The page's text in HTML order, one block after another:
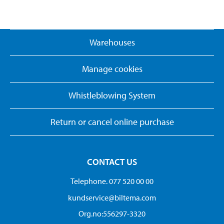
Warehouses
Manage cookies
Whistleblowing System
Return or cancel online purchase
CONTACT US
Telephone. 077 520 00 00
kundservice@biltema.com
Org.no:556297-3320